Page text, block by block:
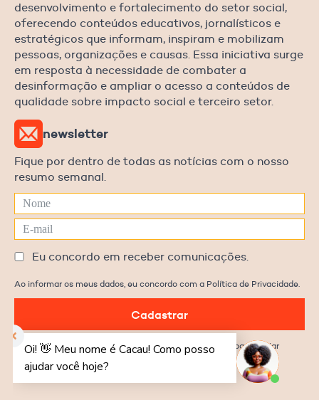
desenvolvimento e fortalecimento do setor social,
oferecendo conteúdos educativos, jornalísticos e
estratégicos que informam, inspiram e mobilizam
pessoas, organizações e causas. Essa iniciativa surge
em resposta à necessidade de combater a
desinformação e ampliar o acesso a conteúdos de
qualidade sobre impacto social e terceiro setor.
newsletter
Fique por dentro de todas as notícias com o nosso
resumo semanal.
Eu concordo em receber comunicações.
Ao informar os meus dados, eu concordo com a Política de Privacidade.
Cadastrar
Prometemos não utilizar suas informações de contato para enviar